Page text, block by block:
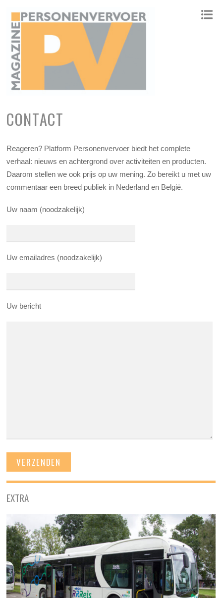
CONTACT
Reageren? Platform Personenvervoer biedt het complete
verhaal: nieuws en achtergrond over activiteiten en producten.
Daarom stellen we ook prijs op uw mening. Zo bereikt u met uw
commentaar een breed publiek in Nederland en België.
Uw naam (noodzakelijk)
Uw emailadres (noodzakelijk)
Uw bericht
EXTRA